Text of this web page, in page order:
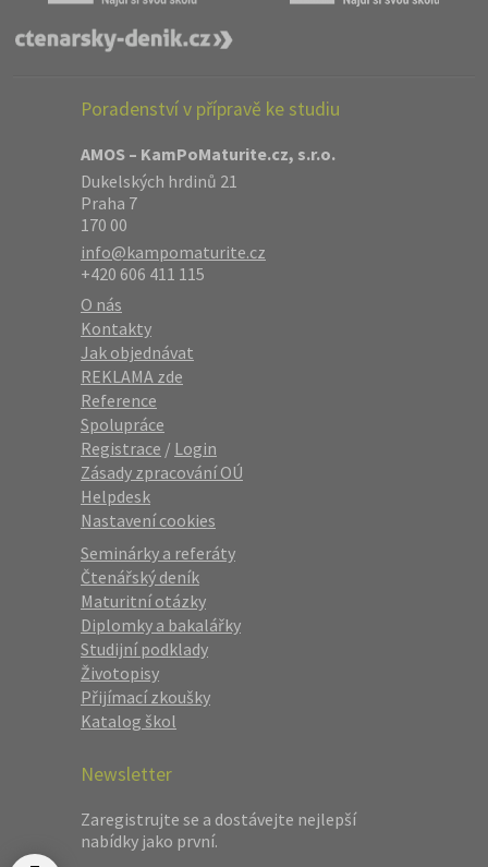
Poradenství v přípravě ke studiu
AMOS – KamPoMaturite.cz, s.r.o.
Dukelských hrdinů 21
Praha 7
170 00
info@kampomaturite.cz
+420 606 411 115
O nás
Kontakty
Jak objednávat
REKLAMA zde
Reference
Spolupráce
Registrace / Login
Zásady zpracování OÚ
Helpdesk
Nastavení cookies
Seminárky a referáty
Čtenářský deník
Maturitní otázky
Diplomky a bakalářky
Studijní podklady
Životopisy
Přijímací zkoušky
Katalog škol
Newsletter
Zaregistrujte se a dostávejte nejlepší
nabídky jako první.